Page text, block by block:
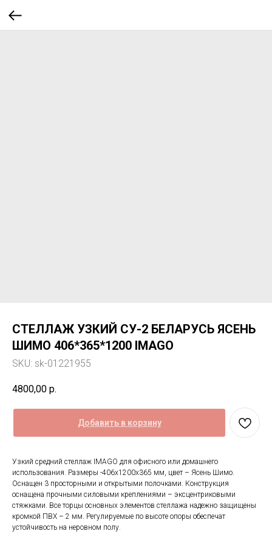
СТЕЛЛАЖ УЗКИЙ СУ-2 БЕЛАРУСЬ ЯСЕНЬ
ШИМО 406*365*1200 IMAGO
SKU: sk-01221955
4800,00 р.
Добавить в корзину
Узкий средний стеллаж IMAGO для офисного или домашнего
использования. Размеры -406х1200х365 мм, цвет – Ясень Шимо.
Оснащен 3 просторными и открытыми полочками. Конструкция
оснащена прочными силовыми креплениями – эксцентриковыми
стяжками. Все торцы основных элементов стеллажа надежно защищены
кромкой ПВХ – 2 мм. Регулируемые по высоте опоры обеспечат
устойчивость на неровном полу.